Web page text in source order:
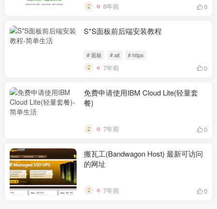
6年前 0
S*S面板前后端安装教程
# 面板 # alt # https
7年前 0
免费申请使用IBM Cloud Lite(轻量套
餐)
7年前 0
搬瓦工(Bandwagon Host) 最新可访问
的网址
7年前 0